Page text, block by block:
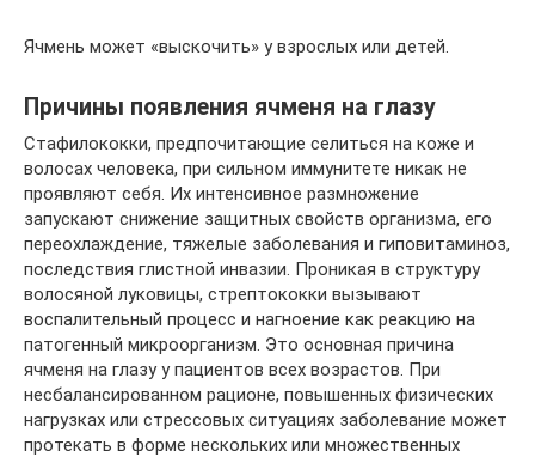
Ячмень может «выскочить» у взрослых или детей.
Причины появления ячменя на глазу
Стафилококки, предпочитающие селиться на коже и
волосах человека, при сильном иммунитете никак не
проявляют себя. Их интенсивное размножение
запускают снижение защитных свойств организма, его
переохлаждение, тяжелые заболевания и гиповитаминоз,
последствия глистной инвазии. Проникая в структуру
волосяной луковицы, стрептококки вызывают
воспалительный процесс и нагноение как реакцию на
патогенный микроорганизм. Это основная причина
ячменя на глазу у пациентов всех возрастов. При
несбалансированном рационе, повышенных физических
нагрузках или стрессовых ситуациях заболевание может
протекать в форме нескольких или множественных